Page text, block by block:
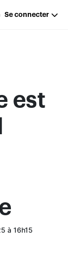
Se connecter
est
à 16h15